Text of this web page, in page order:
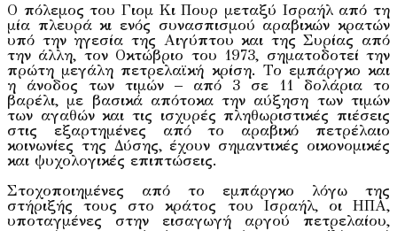
Ο πόλεμος του Γιομ Κι Πουρ μεταξύ Ισραήλ από τη
μία πλευρά κι ενός συνασπισμού αραβικών κρατών
υπό την ηγεσία της Αιγύπτου και της Συρίας από
την άλλη, τον Οκτώβριο του 1973, σηματοδοτεί την
πρώτη μεγάλη πετρελαϊκή κρίση. Το εμπάργκο και
η άνοδος των τιμών – από 3 σε 11 δολάρια το
βαρέλι, με βασικά απότοκα την αύξηση των τιμών
των αγαθών και τις ισχυρές πληθωριστικές πιέσεις
στις εξαρτημένες από το αραβικό πετρέλαιο
κοινωνίες της Δύσης, έχουν σημαντικές οικονομικές
και ψυχολογικές επιπτώσεις.
Στοχοποιημένες από το εμπάργκο λόγω της
στήριξής τους στο κράτος του Ισραήλ, οι ΗΠΑ,
υποταγμένες στην εισαγωγή αργού πετρελαίου,